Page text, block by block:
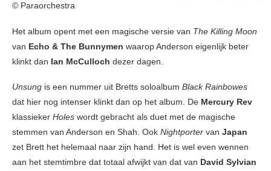
© Paraorchestra
Het album opent met een magische versie van The Killing Moon
van Echo & The Bunnymen waarop Anderson eigenlijk beter
klinkt dan Ian McCulloch dezer dagen.
Unsung is een nummer uit Bretts soloalbum Black Rainbowes
dat hier nog intenser klinkt dan op het album. De Mercury Rev
klassieker Holes wordt gebracht als duet met de magische
stemmen van Anderson en Shah. Ook Nightporter van Japan
zet Brett het helemaal naar zijn hand. Het is wel even wennen
aan het stemtimbre dat totaal afwijkt van dat van David Sylvian